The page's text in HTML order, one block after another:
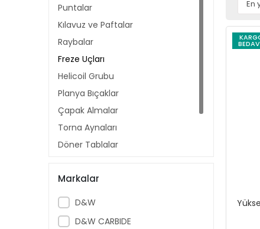
Puntalar
Kılavuz ve Paftalar
Raybalar
Freze Uçları
Helicoil Grubu
Planya Bıçaklar
Çapak Almalar
Torna Aynaları
Döner Tablalar
Kesici Grubu
Markalar
D&W
D&W CARBIDE